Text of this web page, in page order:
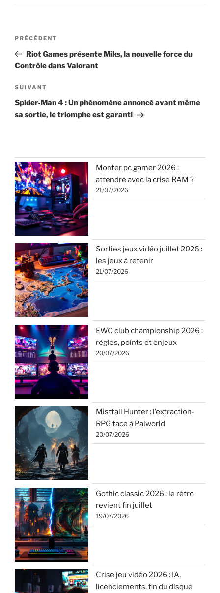
Navigation
l’article
Article
précédent
PRÉCÉDENT
Riot Games présente Miks, la nouvelle force du
Contrôle dans Valorant
Article
suivant
SUIVANT
Spider-Man 4 : Un phénomène annoncé avant même
sa sortie, le triomphe est garanti
Monter pc gamer 2026 :
attendre avec la crise RAM ?
21/07/2026
Sorties jeux vidéo juillet 2026 :
les jeux à retenir
21/07/2026
EWC club championship 2026 :
règles, points et enjeux
20/07/2026
Mistfall Hunter : l’extraction-
RPG face à Palworld
20/07/2026
Gothic classic 2026 : le rétro
revient fin juillet
19/07/2026
Crise jeu vidéo 2026 : IA,
licenciements, fin du disque